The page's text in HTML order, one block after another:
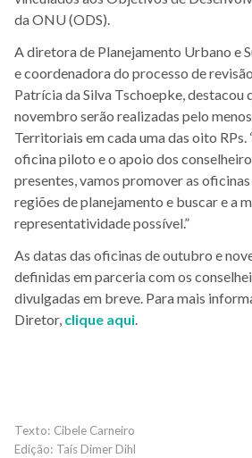
da ONU (ODS).
A diretora de Planejamento Urbano e
e coordenadora do processo de
Patrícia da Silva Tschoepke, destacou
novembro serão realizadas pelo
Territoriais em cada uma das oito RPs.
oficina piloto e o apoio dos
presentes, vamos promover as oficinas
regiões de planejamento e buscar e a
representatividade possível.”
As datas das oficinas de outubro e
definidas em parceria com os
divulgadas em breve. Para mais
Diretor, clique aqui.
Cibele Carneiro
Taís Dimer Dihl